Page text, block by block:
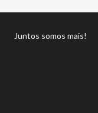
Juntos somos mais!